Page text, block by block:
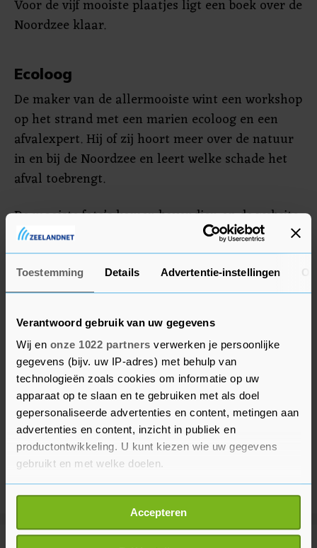
Toestemming Details Advertentie-instellingen
Verantwoord gebruik van uw gegevens
Wij en onze 1022 partners verwerken je persoonlijke
gegevens (bijv. uw IP-adres) met behulp van
technologieën zoals cookies om informatie op uw
apparaat op te slaan en te gebruiken met als doel
gepersonaliseerde advertenties en content, metingen aan
advertenties en content, inzicht in publiek en
productontwikkeling. U kunt kiezen wie uw gegevens
gebruikt en met welke doelen.
Als u het toestaat, willen we ook graag:
Informatie verzamelen over uw geografische
locatie, die tot een paar meter nauwkeurig kan zijn
Accepteren
Voor de vijf mooiste plaatjes ligt een boek over de
Noordzee klaar.
Ecoloog
De maker van de allermooiste wint een workshop
op het strand met een marien ecoloog en een
afvalexpert. Hij of zij hoort meer over de natuur
in en bij de Noordzee en leert welke schade het
afval toebrengt.
De mooiste foto’s komen bovendien op de website
en in de nieuwsbrief van de stichting.